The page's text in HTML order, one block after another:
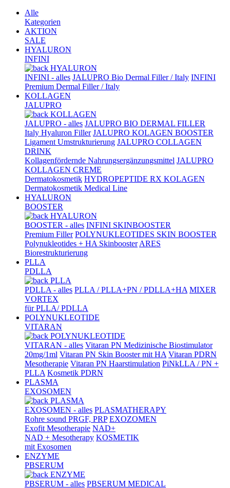
Alle
Kategorien
AKTION
SALE
HYALURON
INFINI
HYALURON
INFINI - alles JALUPRO Bio Dermal Filler / Italy INFINI
Premium Dermal Filler / Italy
KOLLAGEN
JALUPRO
KOLLAGEN
JALUPRO - alles JALUPRO BIO DERMAL FILLER
Italy Hyaluron Filler JALUPRO KOLAGEN BOOSTER
Ligament Umstrukturierung JALUPRO COLLAGEN
DRINK
Kollagenfördernde Nahrungsergänzungsmittel JALUPRO
KOLLAGEN CREME
Dermatokosmetik HYDROPEPTIDE RX KOLAGEN
Dermatokosmetik Medical Line
HYALURON
BOOSTER
HYALURON
BOOSTER - alles INFINI SKINBOOSTER
Premium Filler POLYNUKLEOTIDES SKIN BOOSTER
Polynukleotides + HA Skinbooster ARES
Biorestrukturierung
PLLA
PDLLA
PLLA
PDLLA - alles PLLA / PLLA+PN / PDLLA+HA MIXER
VORTEX
für PLLA/ PDLLA
POLYNUKLEOTIDE
VITARAN
POLYNUKLEOTIDE
VITARAN - alles Vitaran PN Medizinische Biostimulator
20mg/1ml Vitaran PN Skin Booster mit HA Vitaran PDRN
Mesotherapie Vitaran PN Haarstimulation PiNkLLA / PN +
PLLA Kosmetik PDRN
PLASMA
EXOSOMEN
PLASMA
EXOSOMEN - alles PLASMATHERAPY
Rohre sound PRGF, PRP EXOZOMEN
Exofit Mesotherapie NAD+
NAD + Mesotherapy KOSMETIK
mit Exosomen
ENZYME
PBSERUM
ENZYME
PBSERUM - alles PBSERUM MEDICAL